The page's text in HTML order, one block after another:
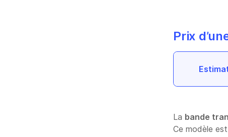
Prix
La bande
Ce modèle